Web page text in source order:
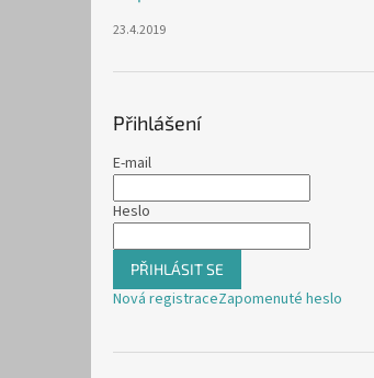
23.4.2019
Přihlášení
E-mail
Heslo
PŘIHLÁSIT SE
Nová registraceZapomenuté heslo